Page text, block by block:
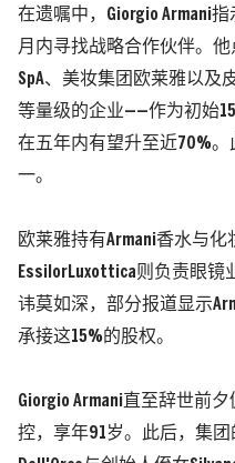
在遗嘱中， Giorgio Armani指
月内寻找战略合作伙伴。
SpA、美妆集团欧莱雅以及
等量级的企业——作为初始
在五年内有望升至近70%。
一。
欧莱雅持有Armani香水与化
EssilorLuxottica则负责眼镜
讳莫如深，部分报道显示
承接这15%的股权。
Giorgio Armani 直至辞世前
控，享年91岁。此后，集